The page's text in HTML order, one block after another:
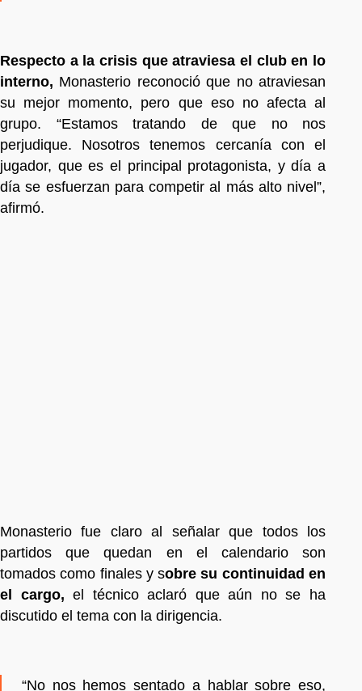
Respecto a la crisis que atraviesa el club en lo
interno, Monasterio reconoció que no atraviesan
su mejor momento, pero que eso no afecta al
grupo. “Estamos tratando de que no nos
perjudique. Nosotros tenemos cercanía con el
jugador, que es el principal protagonista, y día a
día se esfuerzan para competir al más alto nivel”,
afirmó.
Monasterio fue claro al señalar que todos los
partidos que quedan en el calendario son
tomados como finales y sobre su continuidad en
el cargo,el técnico aclaró que aún no se ha
discutido el tema con la dirigencia.
“No nos hemos sentado a hablar sobre eso,